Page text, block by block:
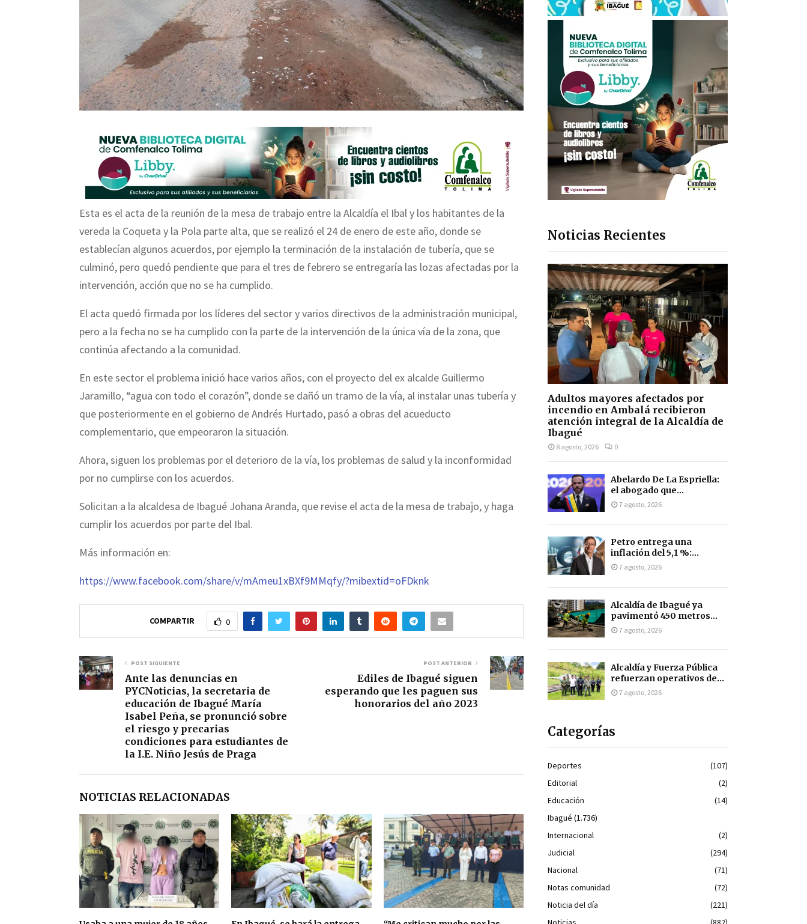
Esta es el acta de la reunión de la mesa de trabajo entre la Alcaldía el Ibal y los habitantes de la
vereda la Coqueta y la Pola parte alta, que se realizó el 24 de enero de este año, donde se
establecían algunos acuerdos, por ejemplo la terminación de la instalación de tubería, que se
culminó, pero quedó pendiente que para el tres de febrero se entregaría las lozas afectadas por la
intervención, acción que no se ha cumplido.
El acta quedó firmada por los líderes del sector y varios directivos de la administración municipal,
pero a la fecha no se ha cumplido con la parte de la intervención de la única vía de la zona, que
continúa afectando a la comunidad.
En este sector el problema inició hace varios años, con el proyecto del ex alcalde Guillermo
Jaramillo, “agua con todo el corazón”, donde se dañó un tramo de la vía, al instalar unas tubería y
que posteriormente en el gobierno de Andrés Hurtado, pasó a obras del acueducto
complementario, que empeoraron la situación.
Ahora, siguen los problemas por el deterioro de la vía, los problemas de salud y la inconformidad
por no cumplirse con los acuerdos.
Solicitan a la alcaldesa de Ibagué Johana Aranda, que revise el acta de la mesa de trabajo, y haga
cumplir los acuerdos por parte del Ibal.
Más información en:
https://www.facebook.com/share/v/mAmeu1xBXf9MMqfy/?mibextid=oFDknk
COMPARTIR 0
POST SIGUIENTE
Ante las denuncias en
PYCNoticias, la secretaria de
educación de Ibagué María
Isabel Peña, se pronunció sobre
el riesgo y precarias
condiciones para estudiantes de
la I.E. Niño Jesús de Praga
POST ANTERIOR
Ediles de Ibagué siguen
esperando que les paguen sus
honorarios del año 2023
NOTICIAS RELACIONADAS
Noticias Recientes
Adultos mayores afectados por
incendio en Ambalá recibieron
atención integral de la Alcaldía de
Ibagué
8 agosto, 2026 0
Abelardo De La Espriella:
el abogado que...
7 agosto, 2026
Petro entrega una
inflación del 5,1 %:...
7 agosto, 2026
Alcaldía de Ibagué ya
pavimentó 450 metros...
7 agosto, 2026
Alcaldía y Fuerza Pública
refuerzan operativos de...
7 agosto, 2026
Categorías
Deportes
(107)
Editorial
(2)
Educación
(14)
Ibagué (1.736)
Internacional
(2)
Judicial
(294)
Nacional
(71)
Notas comunidad
(72)
Noticia del día
(221)